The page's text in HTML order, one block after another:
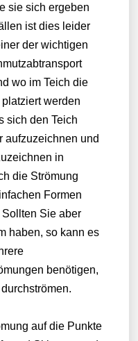
sie sich ergeben
ist dies leider
der wichtigen
wo im Teich die
werden
sich den Teich
aufzuzeichnen und
in
die Strömung
Formen
Sie aber
haben, so kann es
benötigen,
auf die Punkte